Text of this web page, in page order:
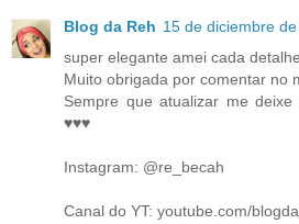
Blog da Reh 15 de diciembre
super elegante amei cada
Muito obrigada por comentar no
Sempre que atualizar me
♥♥♥
Instagram: @re_becah
Canal do YT: youtube.com/